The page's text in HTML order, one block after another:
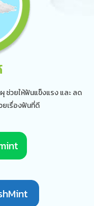
ช่วยให้ฟันแข็งแรง และ ลด
ยเรื่องฟันที่ดี